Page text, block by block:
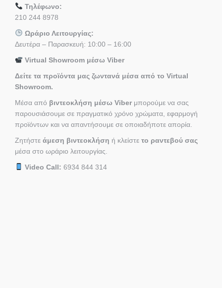
Τηλέφωνο:
210 244 8978
Ωράριο Λειτουργίας:
Δευτέρα – Παρασκευή: 10:00 – 16:00
Virtual Showroom μέσω Viber
Δείτε τα προϊόντα μας ζωντανά μέσα από το Virtual
Showroom.
Μέσα από βιντεοκλήση μέσω Viber μπορούμε να σας
παρουσιάσουμε σε πραγματικό χρόνο χρώματα, εφαρμογή
προϊόντων και να απαντήσουμε σε οποιαδήποτε απορία.
Ζητήστε άμεση βιντεοκλήση ή κλείστε το ραντεβού σας
μέσα στο ωράριο λειτουργίας.
Video Call: 6934 844 314